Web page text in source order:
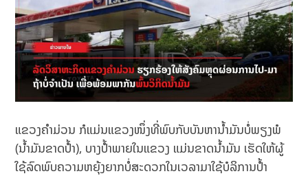
ແຂວງຄຳມ່ວນ ກໍແມ່ນແຂວງໜຶ່ງທີ່ພົບກັບບັນຫານໍ້າມັນບໍ່ພຽງພໍ
(ນໍ້າມັນຂາດປໍ້າ), ບາງປໍ້າພາຍໃນແຂວງ ແມ່ນຂາດນໍ້າມັນ ເຮັດໃຫ້ຜູ້
ໃຊ້ລົດພົບຄວາມຫຍຸ້ງຍາກບໍ່ສະດວກໃນເວລາມາໃຊ້ບໍລິການປ້ຳ